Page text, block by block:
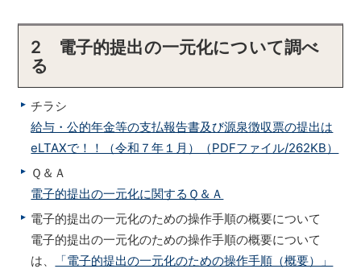
2 電子的提出の一元化について調べ
る
チラシ
給与・公的年金等の支払報告書及び源泉徴収票の提出は
eLTAXで！！（令和７年１月）（PDFファイル/262KB）
Ｑ＆Ａ
電子的提出の一元化に関するＱ＆Ａ
電子的提出の一元化のための操作手順の概要について
電子的提出の一元化のための操作手順の概要について
は、
「電子的提出の一元化のための操作手順（概要）」